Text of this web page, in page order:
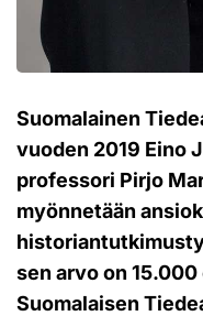
Suomalainen
vuoden 2019 Eino
professori Pirjo
myönnetään
sen arvo on
Suomalaisen